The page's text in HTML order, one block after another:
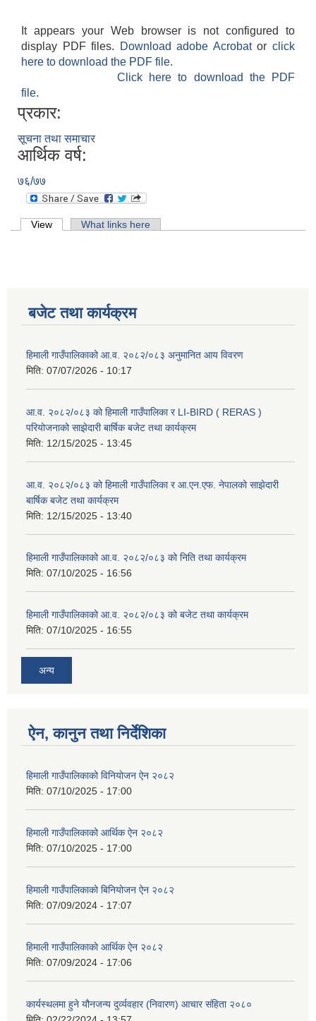
It appears your Web browser is not configured to
display PDF files.
Download adobe Acrobatorclick
here to download the PDF file.
Click here to download the PDF
file.
प्रकार:
सूचना तथा समाचार
आर्थिक वर्ष:
७६/७७
Primary tabs
View (active tab)What links here
बजेट तथा कार्यक्रम
हिमाली गाउँपालिकाको आ.व. २०८२/०८३ अनुमानित आय विवरण
मिति: 07/07/2026 - 10:17
आ.व. २०८२/०८३ को हिमाली गाउँपालिका र LI-BIRD ( RERAS )
परियोजनाको साझेदारी बार्षिक बजेट तथा कार्यक्रम
मिति: 12/15/2025 - 13:45
आ.व. २०८२/०८३ को हिमाली गाउँपालिका र आ.एन.एफ. नेपालको साझेदारी
बार्षिक बजेट तथा कार्यक्रम
मिति: 12/15/2025 - 13:40
हिमाली गाउँपालिकाको आ.व. २०८२/०८३ को निति तथा कार्यक्रम
मिति: 07/10/2025 - 16:56
हिमाली गाउँपालिकाको आ.व. २०८२/०८३ को बजेट तथा कार्यक्रम
मिति: 07/10/2025 - 16:55
अन्य
ऐन, कानुन तथा निर्देशिका
हिमाली गाउँपालिकाको विनियोजन ऐन २०८२
मिति: 07/10/2025 - 17:00
हिमाली गाउँपालिकाको आर्थिक ऐन २०८२
मिति: 07/10/2025 - 17:00
हिमाली गाउँपालिकाकाे बिनियोजन ऐन २०८२
मिति: 07/09/2024 - 17:07
हिमाली गाउँपालिकाकाे आर्थिक ऐन २०८२
मिति: 07/09/2024 - 17:06
कार्यस्थलमा हुने यौनजन्य दुर्व्यवहार (निवारण) आचार संहिता २०८०